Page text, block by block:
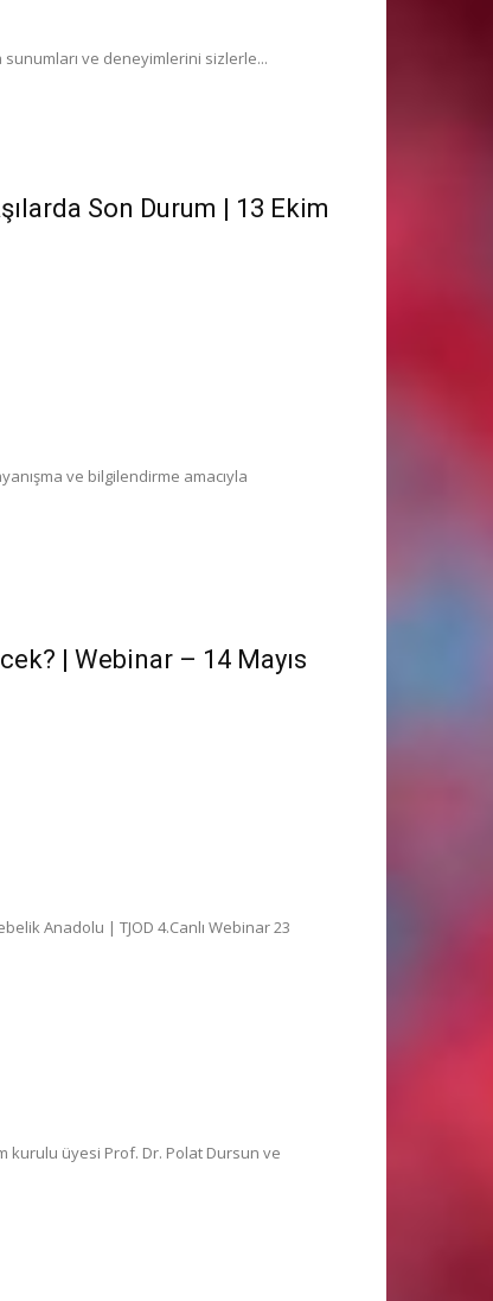
ve deneyimlerini sizlerle...
Son Durum | 13 Ekim
ve bilgilendirme amacıyla
| Webinar – 14 Mayıs
Anadolu | TJOD 4.Canlı Webinar 23
kurulu üyesi Prof. Dr. Polat Dursun ve